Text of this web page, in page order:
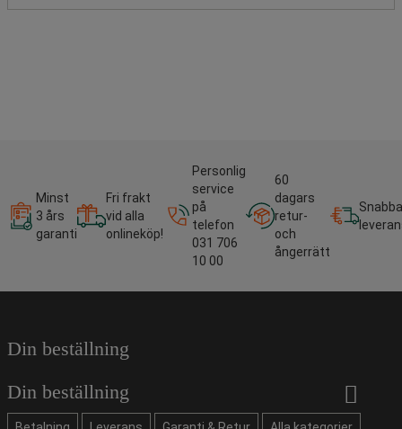
Minst
3 års
garanti
Fri frakt
vid alla
onlineköp!
Personlig
service
på
telefon
031 706
10 00
60
dagars
retur-
och
ångerrätt
Snabba
Din beställning
Din beställning